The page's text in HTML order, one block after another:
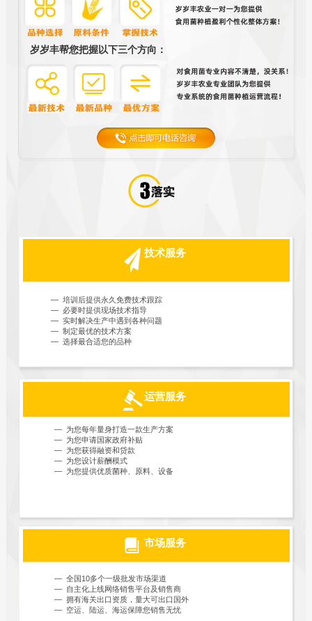
岁岁丰帮您把握以下三个方向：
技术服务
— 培训后提供永久免费技术跟踪
— 必要时提供现场技术指导
— 实时解决生产中遇到各种问题
— 制定最优的技术方案
— 选择最合适您的品种
运营服务
— 为您每年量身打造一款生产方案
— 为您申请国家政府补贴
— 为您获得融资和贷款
— 为您设计薪酬模式
— 为您提供优质菌种、原料、设备
市场服务
— 全国10多个一级批发市场渠道
— 自主化上线网络销售平台及销售商
— 拥有海关出口资质，量大可出口国外
— 空运、陆运、海运保障您销售无忧